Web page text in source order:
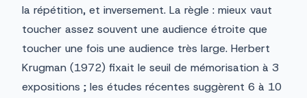
la répétition, et inversement. La règle : mieux vaut
toucher assez souvent une audience étroite que
toucher une fois une audience très large. Herbert
Krugman (1972) fixait le seuil de mémorisation à 3
expositions ; les études récentes suggèrent 6 à 10